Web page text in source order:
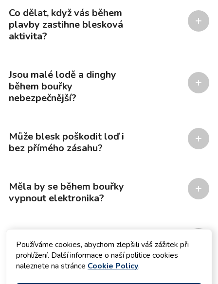
Co dělat, když vás během
plavby zastihne blesková
aktivita?
Jsou malé lodě a dinghy
během bouřky
nebezpečnější?
Může blesk poškodit loď i
bez přímého zásahu?
Měla by se během bouřky
vypnout elektronika?
před bleskem?
Používáme cookies, abychom zlepšili váš zážitek při
prohlížení. Další informace o naší politice cookies
naleznete na stránce Cookie Policy.